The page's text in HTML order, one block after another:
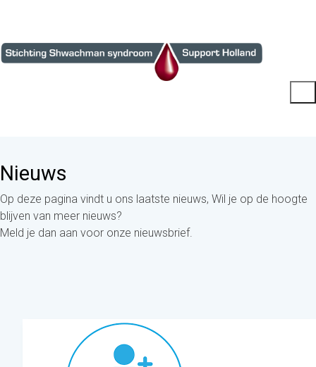
Nieuws
Op deze pagina vindt u ons laatste nieuws, Wil je op de hoogte
blijven van meer nieuws?
Meld je dan aan voor onze nieuwsbrief.